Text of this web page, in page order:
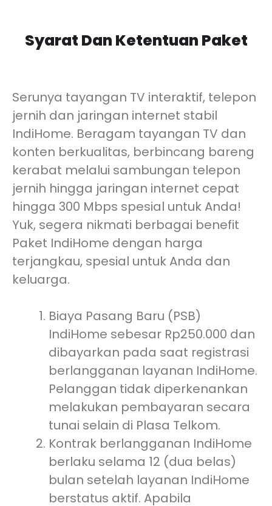
Syarat Dan Ketentuan Paket
Serunya tayangan TV interaktif, telepon
jernih dan jaringan internet stabil
IndiHome. Beragam tayangan TV dan
konten berkualitas, berbincang bareng
kerabat melalui sambungan telepon
jernih hingga jaringan internet cepat
hingga 300 Mbps spesial untuk Anda!
Yuk, segera nikmati berbagai benefit
Paket IndiHome dengan harga
terjangkau, spesial untuk Anda dan
keluarga.
Biaya Pasang Baru (PSB)
IndiHome sebesar Rp250.000 dan
dibayarkan pada saat registrasi
berlangganan layanan IndiHome.
Pelanggan tidak diperkenankan
melakukan pembayaran secara
tunai selain di Plasa Telkom.
Kontrak berlangganan IndiHome
berlaku selama 12 (dua belas)
bulan setelah layanan IndiHome
berstatus aktif. Apabila